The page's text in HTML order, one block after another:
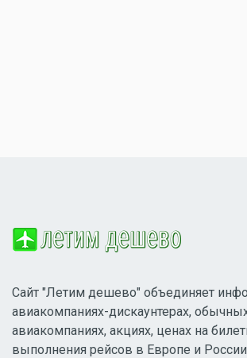
Сайт "Летим дешево" объединяет
авиакомпаниях-дискаунтерах,
авиакомпаниях, акциях, ценах на
выполнения рейсов в Европе и